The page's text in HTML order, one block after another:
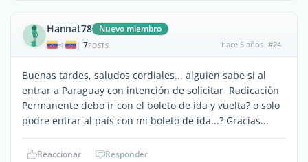
Hannat78 Nuevo miembro
| 7POSTS hace 5 años #24
Buenas tardes, saludos cordiales... alguien sabe si al
entrar a Paraguay con intención de solicitar Radicaciòn
Permanente debo ir con el boleto de ida y vuelta? o solo
podre entrar al país con mi boleto de ida...? Gracias...
Reaccionar Responder